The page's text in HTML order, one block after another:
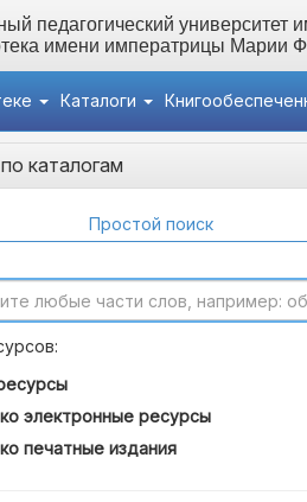
педагогический университет
имени императрицы Марии
Каталоги
каталогам
Простой поиск
электронные ресурсы
печатные издания